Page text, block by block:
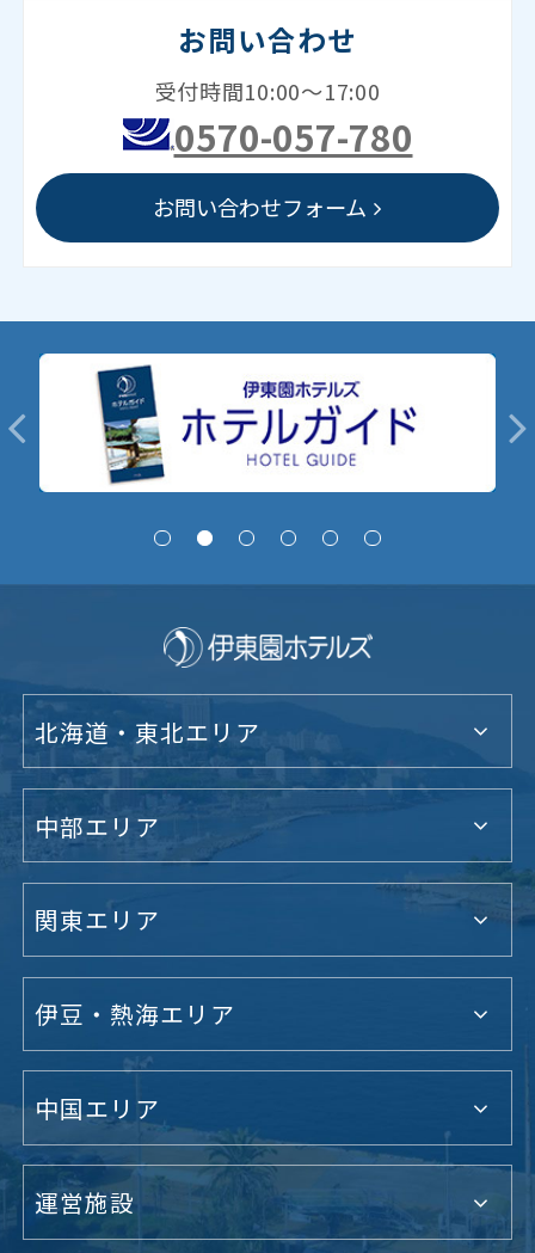
お問い合わせ
受付時間10:00～17:00
0570-057-780
お問い合わせフォーム
北海道・東北エリア
中部エリア
関東エリア
伊豆・熱海エリア
中国エリア
運営施設